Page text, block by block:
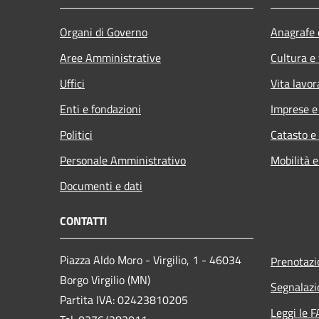
Organi di Governo
Aree Amministrative
Uffici
Enti e fondazioni
Politici
Personale Amministrativo
Documenti e dati
Cultura
Vita
Imprese
Catasto
Mobilità
CONTATTI
Piazza Aldo Moro - Virgilio, 1 - 46034
Borgo Virgilio (MN)
Partita IVA: 02423810205
Leggi le